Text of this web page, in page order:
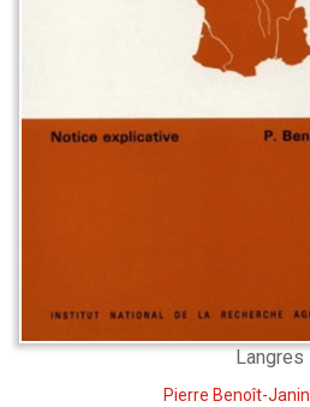
Langres
Pierre Benoît-Janin